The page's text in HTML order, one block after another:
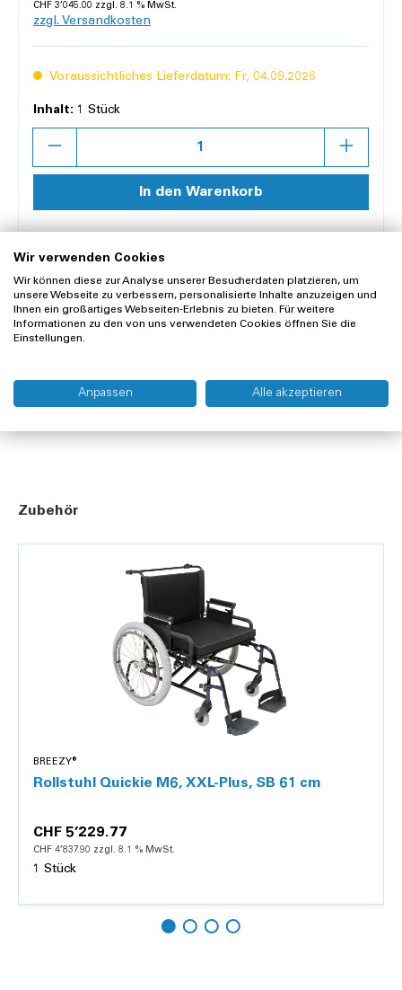
CHF 3’045.00 zzgl. 8.1 % MwSt.
zzgl. Versandkosten
Voraussichtliches Lieferdatum: Fr, 04.09.2026
Inhalt: 1 Stück
In den Warenkorb
Offerte anfragen
Widerrufsrecht
Zubehör
BREEZY®
Rollstuhl Quickie M6, XXL-Plus, SB 61 cm
CHF 5’229.77
CHF 4’837.90 zzgl. 8.1 % MwSt.
1 Stück
Wir verwenden Cookies
Wir können diese zur Analyse unserer Besucherdaten platzieren, um
unsere Webseite zu verbessern, personalisierte Inhalte anzuzeigen und
Ihnen ein großartiges Webseiten-Erlebnis zu bieten. Für weitere
Informationen zu den von uns verwendeten Cookies öffnen Sie die
Einstellungen.
Anpassen Alle akzeptieren